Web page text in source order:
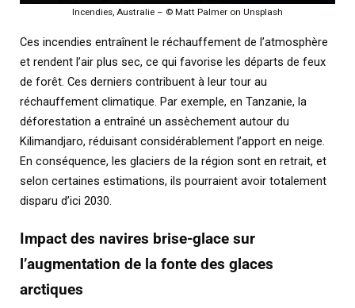
Incendies, Australie – © Matt Palmer on Unsplash
Ces incendies entraînent le réchauffement de l’atmosphère
et rendent l’air plus sec, ce qui favorise les départs de feux
de forêt. Ces derniers contribuent à leur tour au
réchauffement climatique. Par exemple, en Tanzanie, la
déforestation a entraîné un assèchement autour du
Kilimandjaro, réduisant considérablement l’apport en neige.
En conséquence, les glaciers de la région sont en retrait, et
selon certaines estimations, ils pourraient avoir totalement
disparu d’ici 2030.
Impact des navires brise-glace sur
l’augmentation de la fonte des glaces
arctiques